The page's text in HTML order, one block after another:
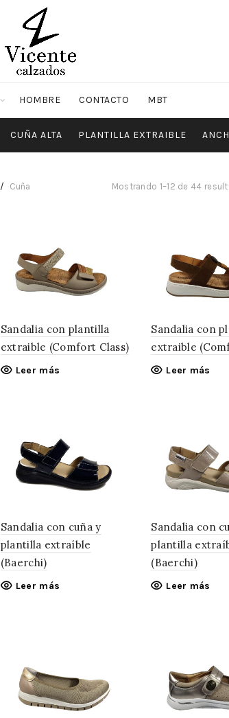
HOMBRE CONTACTO MBT
CUÑA ALTA PLANTILLA EXTRAIBLE
Cuña Mostrando 1–12 de 44
Sandalia con plantilla
extraible (Comfort Class)
Leer más
Sandalia con
extraible
Leer más
Sandalia con cuña y
plantilla extraíble
(Baerchi)
Leer más
Sandalia con
plantilla
(Baerchi)
Leer más